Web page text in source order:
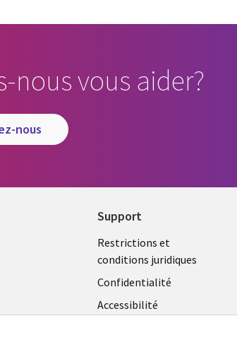
nous vous aider?
nous
Support
Legal
CANADA
FR
Restrictions et
conditions juridiques
Confidentialité
Accessibilité